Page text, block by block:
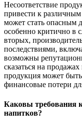
Несоответствие
привести к
может стать опасным
особенно критично в
вторых,
последствиями,
возможны
сказаться на
продукция может
финансовые потери
Каковы требования
напитков?